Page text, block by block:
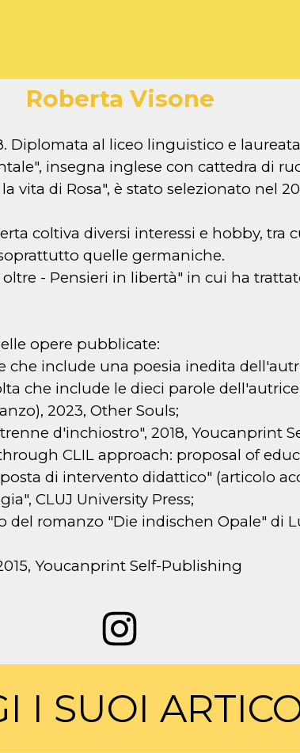
Roberta Visone
Diplomata al liceo linguistico e
insegna inglese con cattedra di
vita di Rosa", è stato selezionato nel
coltiva diversi interessi e hobby, tra
quelle germaniche.
- Pensieri in libertà" in cui ha
opere pubblicate:
che include una poesia inedita
che include le dieci parole
2023, Other Souls;
d'inchiostro", 2018, Youcanprint
CLIL approach: proposal of
di intervento didattico" (articolo
CLUJ University Press;
del romanzo "Die indischen Opale" di
Youcanprint Self-Publishing
I SUOI